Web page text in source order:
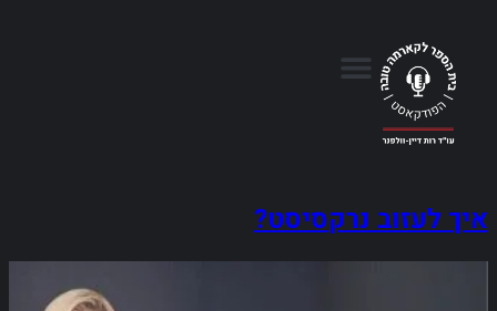
איך לעזוב נרקסיסט?